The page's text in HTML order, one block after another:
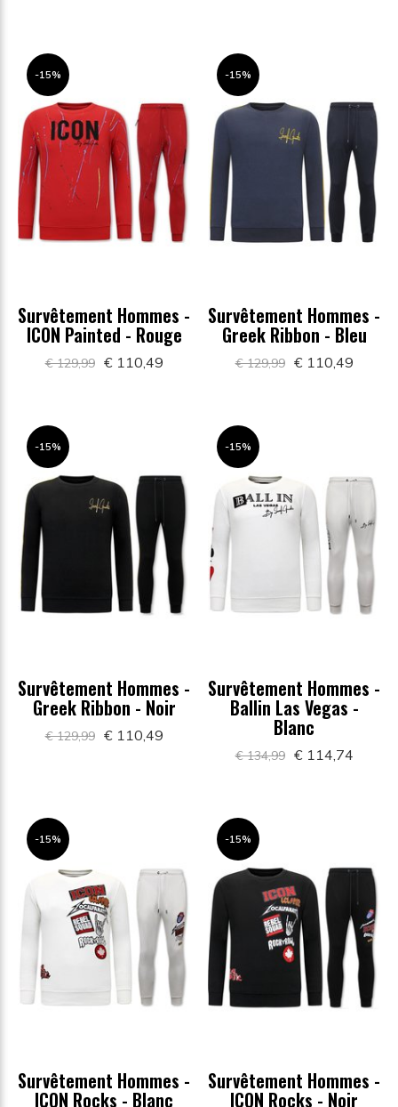
-15%
Survêtement Hommes -
ICON Painted - Rouge
€ 129,99 € 110,49
-15%
Survêtement Hommes -
Greek Ribbon - Bleu
€ 129,99 € 110,49
-15%
Survêtement Hommes -
Greek Ribbon - Noir
€ 129,99 € 110,49
-15%
Survêtement Hommes -
Ballin Las Vegas -
Blanc
€ 134,99 € 114,74
-15%
Survêtement Hommes -
ICON Rocks - Blanc
-15%
Survêtement Hommes -
ICON Rocks - Noir